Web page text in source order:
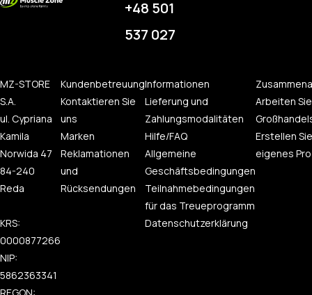
+48 501
537 027
MZ-STORE
S.A.
ul. Cypriana
Kamila
Norwida 47
84-240
Reda
KRS:
0000877266
NIP:
5862363341
Kundenbetreuung
Kontaktieren Sie
uns
Marken
Reklamationen
und
Rücksendungen
Informationen
Lieferung und
Zahlungsmodalitäten
Hilfe/FAQ
Allgemeine
Geschäftsbedingungen
Teilnahmebedingungen
für das Treueprogramm
Datenschutzerklärung
Arbeiten
Erstellen
eigenes